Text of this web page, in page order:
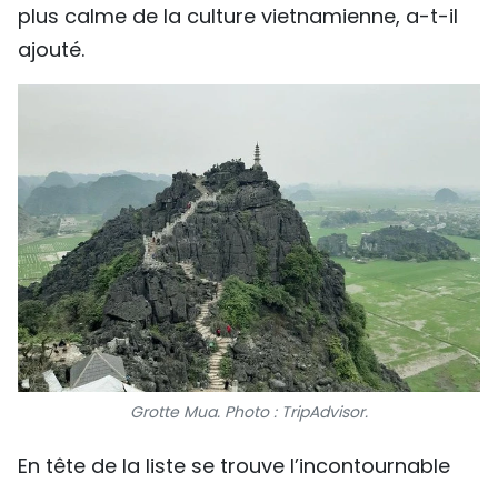
plus calme de la culture vietnamienne, a-t-il
ajouté.
Grotte Mua. Photo : TripAdvisor.
En tête de la liste se trouve l’incontournable